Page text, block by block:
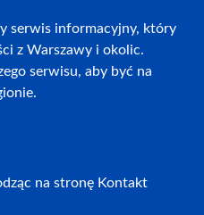
serwis informacyjny, który
z Warszawy i okolic.
serwisu, aby być na
na stronę Kontakt